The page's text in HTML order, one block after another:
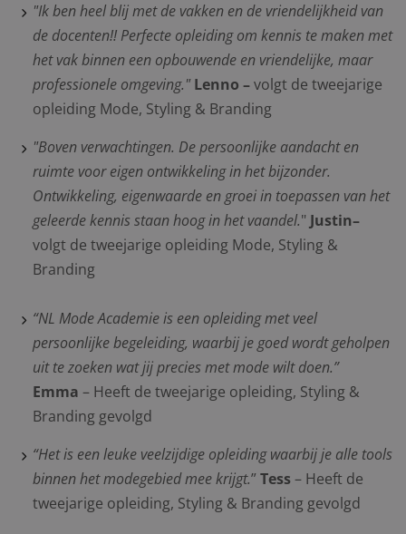
"Ik ben heel blij met de vakken en de vriendelijkheid van
de docenten!! Perfecte opleiding om kennis te maken met
het vak binnen een opbouwende en vriendelijke, maar
professionele omgeving." Lenno –volgt de tweejarige
opleiding Mode, Styling & Branding
"Boven verwachtingen. De persoonlijke aandacht en
ruimte voor eigen ontwikkeling in het bijzonder.
Ontwikkeling, eigenwaarde en groei in toepassen van het
geleerde kennis staan hoog in het vaandel." Justin–
volgt de tweejarige opleiding Mode, Styling &
Branding
“NL Mode Academie is een opleiding met veel
persoonlijke begeleiding, waarbij je goed wordt geholpen
uit te zoeken wat jij precies met mode wilt doen.”
Emma – Heeft de tweejarige opleiding, Styling &
Branding gevolgd
“Het is een leuke veelzijdige opleiding waarbij je alle tools
binnen het modegebied mee krijgt.”Tess– Heeft de
tweejarige opleiding, Styling & Branding gevolgd